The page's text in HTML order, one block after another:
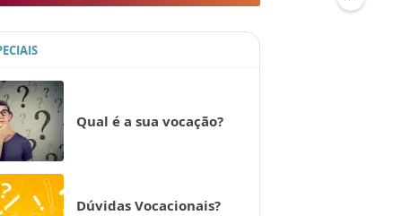
Qual é a sua vocação?
Dúvidas Vocacionais?